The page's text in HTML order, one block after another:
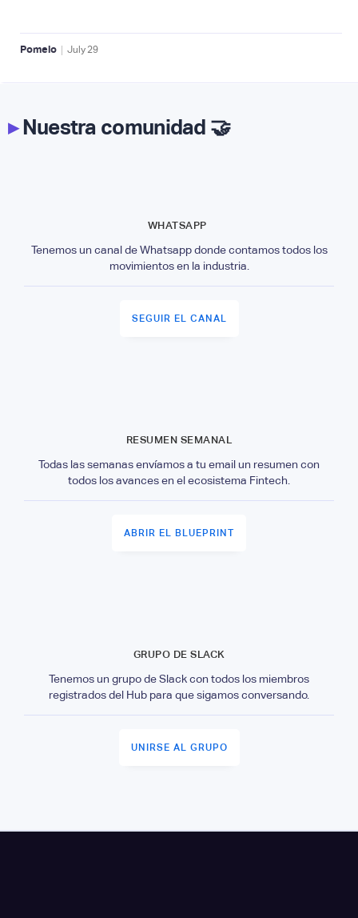
Pomelo | July 29
▸Nuestra comunidad 🤝
WHATSAPP
Tenemos un canal de Whatsapp donde contamos todos los
movimientos en la industria.
SEGUIR EL CANAL
RESUMEN SEMANAL
Todas las semanas envíamos a tu email un resumen con
todos los avances en el ecosistema Fintech.
ABRIR EL BLUEPRINT
GRUPO DE SLACK
Tenemos un grupo de Slack con todos los miembros
registrados del Hub para que sigamos conversando.
UNIRSE AL GRUPO